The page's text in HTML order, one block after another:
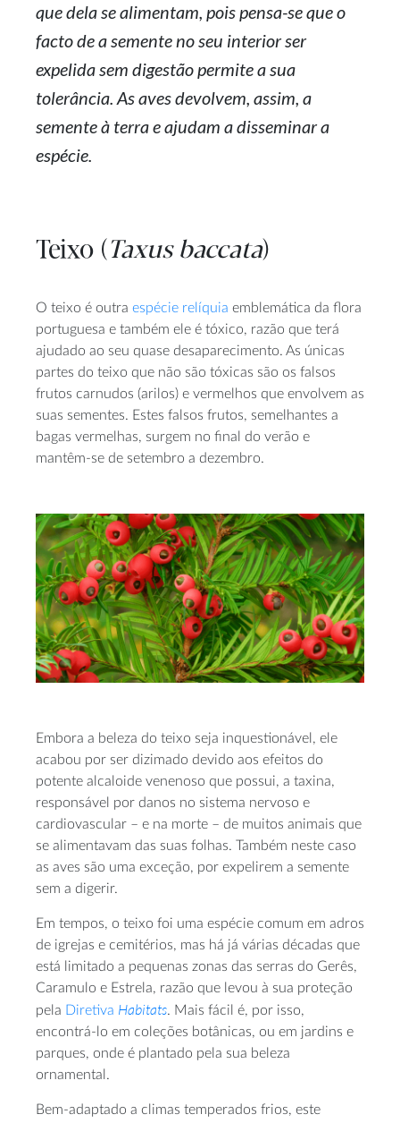
que dela se alimentam, pois pensa-se que o
facto de a semente no seu interior ser
expelida sem digestão permite a sua
tolerância. As aves devolvem, assim, a
semente à terra e ajudam a disseminar a
espécie.
Teixo (Taxus baccata)
O teixo é outra espécie relíquia emblemática da flora
portuguesa e também ele é tóxico, razão que terá
ajudado ao seu quase desaparecimento. As únicas
partes do teixo que não são tóxicas são os falsos
frutos carnudos (arilos) e vermelhos que envolvem as
suas sementes. Estes falsos frutos, semelhantes a
bagas vermelhas, surgem no final do verão e
mantêm-se de setembro a dezembro.
Embora a beleza do teixo seja inquestionável, ele
acabou por ser dizimado devido aos efeitos do
potente alcaloide venenoso que possui, a taxina,
responsável por danos no sistema nervoso e
cardiovascular – e na morte – de muitos animais que
se alimentavam das suas folhas. Também neste caso
as aves são uma exceção, por expelirem a semente
sem a digerir.
Em tempos, o teixo foi uma espécie comum em adros
de igrejas e cemitérios, mas há já várias décadas que
está limitado a pequenas zonas das serras do Gerês,
Caramulo e Estrela, razão que levou à sua proteção
pela Diretiva Habitats. Mais fácil é, por isso,
encontrá-lo em coleções botânicas, ou em jardins e
parques, onde é plantado pela sua beleza
ornamental.
Bem-adaptado a climas temperados frios, este